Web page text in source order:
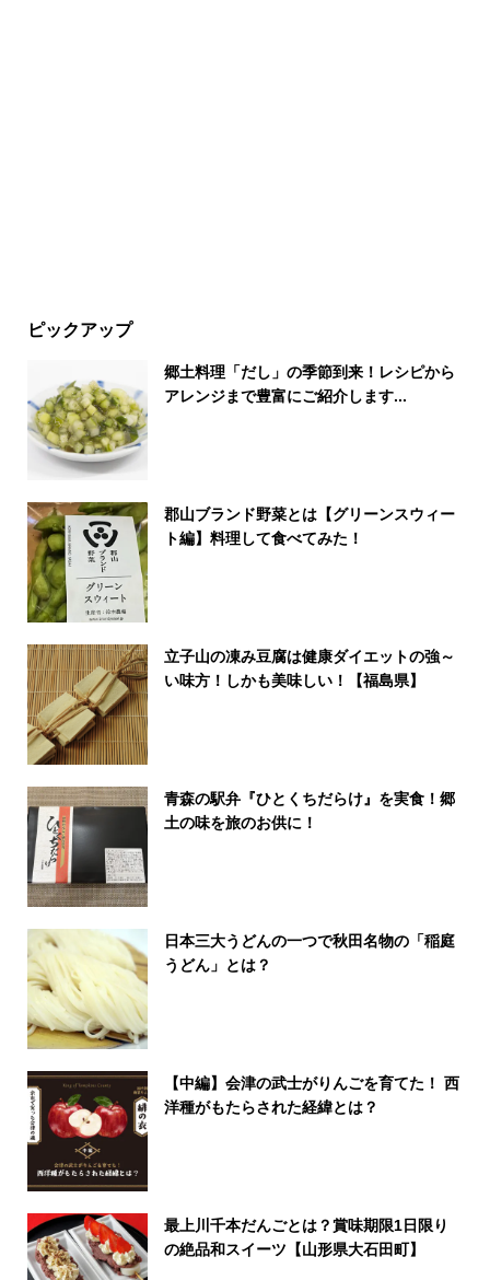
ピックアップ
郷土料理「だし」の季節到来！レシピから
アレンジまで豊富にご紹介します...
郡山ブランド野菜とは【グリーンスウィー
ト編】料理して食べてみた！
立子山の凍み豆腐は健康ダイエットの強～
い味方！しかも美味しい！【福島県】
青森の駅弁『ひとくちだらけ』を実食！郷
土の味を旅のお供に！
日本三大うどんの一つで秋田名物の「稲庭
うどん」とは？
【中編】会津の武士がりんごを育てた！ 西
洋種がもたらされた経緯とは？
最上川千本だんごとは？賞味期限1日限り
の絶品和スイーツ【山形県大石田町】